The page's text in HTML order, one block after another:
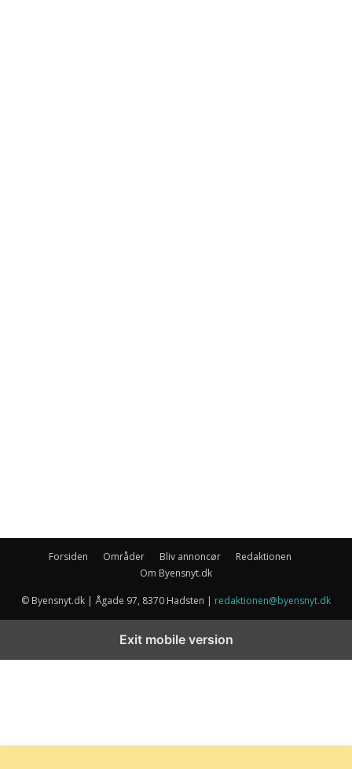
Forsiden Områder Bliv annoncør
Redaktionen
Om Byensnyt.dk
© Byensnyt.dk | Ågade 97, 8370 Hadsten | redaktionen@byensnyt.dk
Exit mobile version